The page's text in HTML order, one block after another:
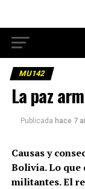
MU142
La paz
Publicada hace 7
Causas y
Bolivia. Lo que
militantes. El